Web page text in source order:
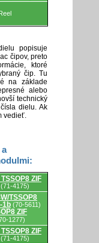
popisuje
čipov, preto
ktoré
čip. Tu
na základe
alebo
technický
dielu. Ak
vedieť.
ZIF
(71-4175)
TSSOP8
1b (70-5611)
ZIF
1277)
ZIF
(71-4175)